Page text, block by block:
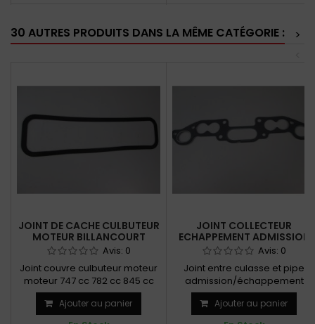
30 AUTRES PRODUITS DANS LA MÊME CATÉGORIE :
>
JOINT DE CACHE CULBUTEUR
MOTEUR BILLANCOURT
Avis: 0
Joint couvre culbuteur moteur
moteur 747 cc 782 cc 845 cc
Ajouter au panier
JOINT COLLECTEUR
ECHAPPEMENT ADMISSION
Avis: 0
Joint entre culasse et pipe
admission/échappement
Moteur 956 CC et 1108 CC
Ajouter au panier